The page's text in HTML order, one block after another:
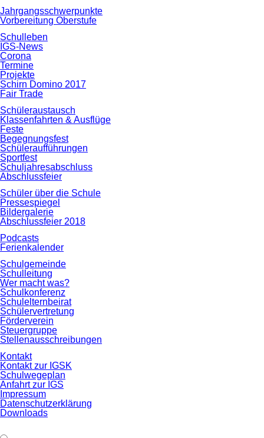
Jahrgangsschwerpunkte
Vorbereitung Oberstufe
Schulleben
IGS-News
Corona
Termine
Projekte
Schirn Domino 2017
Fair Trade
Schüleraustausch
Klassenfahrten & Ausflüge
Feste
Begegnungsfest
Schüleraufführungen
Sportfest
Schuljahresabschluss
Abschlussfeier
Schüler über die Schule
Pressespiegel
Bildergalerie
Abschlussfeier 2018
Podcasts
Ferienkalender
Schulgemeinde
Schulleitung
Wer macht was?
Schulkonferenz
Schulelternbeirat
Schülervertretung
Förderverein
Steuergruppe
Stellenausschreibungen
Kontakt
Kontakt zur IGSK
Schulwegeplan
Anfahrt zur IGS
Impressum
Datenschutzerklärung
Downloads